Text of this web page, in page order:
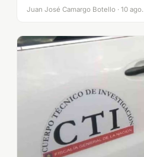
Juan José Camargo Botello · 10 ago.